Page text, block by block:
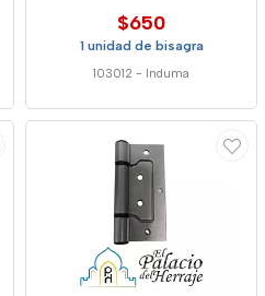
$650
1 unidad de bisagra
103012 - Induma